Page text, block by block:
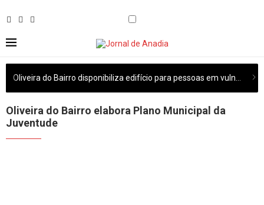
Oliveira do Bairro elabora Plano Municipal da
Juventude